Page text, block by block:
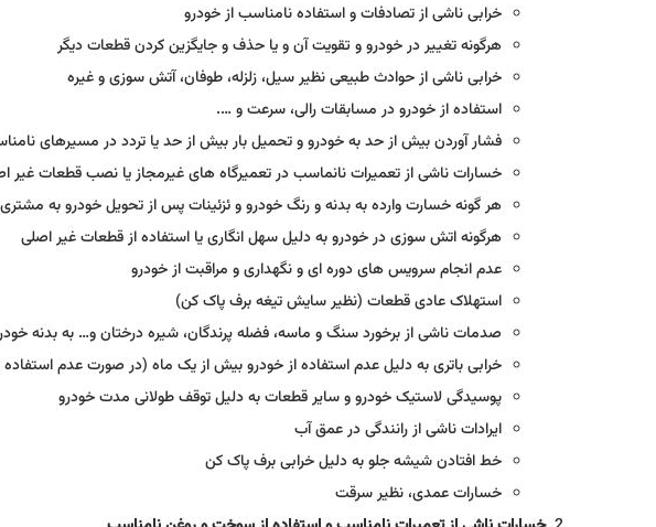
خرابی ناشی از تصادفات و استفاده نامناسب از خودرو
هرگونه تغییر در خودرو و تقویت آن و یا حذف و جایگزین کردن قطعات دیگر
خرابی ناشی از حوادث طبیعی نظیر سیل، زلزله، طوفان، آتش سوزی و غیره
استفاده از خودرو در مسابقات رالی، سرعت و ….
فشار آوردن بیش از حد به خودرو و تحمیل بار بیش از حد یا تردد در مسیرهای
خسارات ناشی از تعمیرات نانماسب در تعمیرگاه های غیرمجاز یا نصب قطعات غیر
هر گونه خسارت وارده به بدنه و رنگ خودرو و ئزئینات پس از تحویل خودرو به مشتری
هرگونه اتش سوزی در خودرو به دلیل سهل انگاری یا استفاده از قطعات غیر اصلی
عدم انجام سرویس های دوره ای و نگهداری و مراقبت از خودرو
استهلاک عادی قطعات (نظیر سایش تیغه برف پاک کن)
صدمات ناشی از برخورد سنگ و ماسه، فضله پرندگان، شیره درختان و… به بدنه
خرابی باتری به دلیل عدم استفاده از خودرو بیش از یک ماه (در صورت عدم
پوسیدگی لاستیک خودرو و سایر قطعات به دلیل توقف طولانی مدت خودرو
ایرادات ناشی از رانندگی در عمق آب
خط افتادن شیشه جلو به دلیل خرابی برف پاک کن
خسارات عمدی، نظیر سرقت